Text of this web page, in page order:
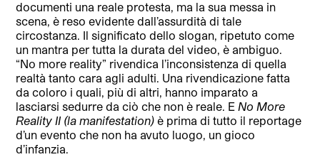
documenti una reale protesta, ma la sua messa in
scena, è reso evidente dall’assurdità di tale
circostanza. Il significato dello slogan, ripetuto come
un mantra per tutta la durata del video, è ambiguo.
“No more reality” rivendica l’inconsistenza di quella
realtà tanto cara agli adulti. Una rivendicazione fatta
da coloro i quali, più di altri, hanno imparato a
lasciarsi sedurre da ciò che non è reale. ENo More
Reality II (la manifestation) è prima di tutto il reportage
d’un evento che non ha avuto luogo, un gioco
d’infanzia.